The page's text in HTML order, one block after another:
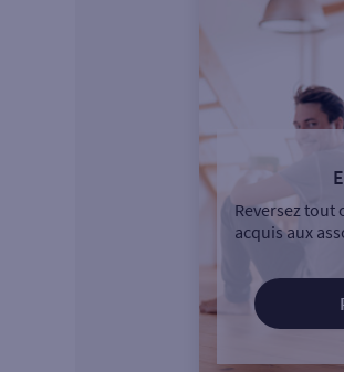
Reversez tout
acquis aux